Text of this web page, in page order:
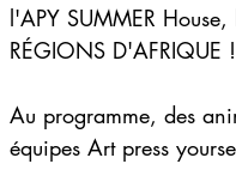
l'APY SUMMER
RÉGIONS D'AFRIQUE !
Au programme, des
équipes Art press